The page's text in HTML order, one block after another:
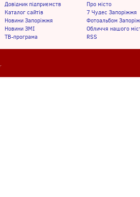
Довідник підприємств
Каталог сайтів
Новини Запоріжжя
Новини ЗМІ
ТВ-програма
Про місто
7 Чудес Запоріжжя
Фотоальбом
Обличчя нашого
RSS
.